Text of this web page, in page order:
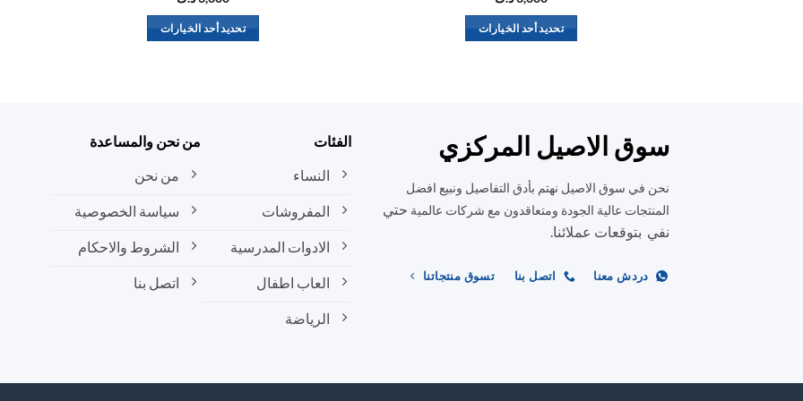
تحديد أحد الخيارات
المختلفة
لهذا
يمكن
اختيار
صفحة
تحديد أحد الخيارات
لهذا
المنتج.
اختيار
صفحة
سوق الاصيل المركزي
نحن في سوق الاصيل نهتم بأدق التفاصيل ونبيع افضل
المنتجات عالية الجودة ومتعاقدون مع شركات عالمية حتي
نفي بتوقعات عملائنا.
دردش معنا اتصل بنا تسوق منتجاتنا
الفئات
النساء
المفروشات
الادوات المدرسية
العاب اطفال
الرياضة
من نحن والمساعدة
من نحن
سياسة الخصوصية
الشروط والاحكام
اتصل بنا